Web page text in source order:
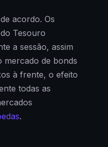
acordo. Os
Tesouro
a sessão, assim
mercado de bonds
à frente, o efeito
todas as
.